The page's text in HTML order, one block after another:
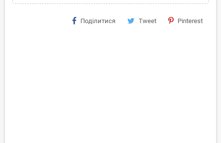
Поділитися Tweet Pinterest